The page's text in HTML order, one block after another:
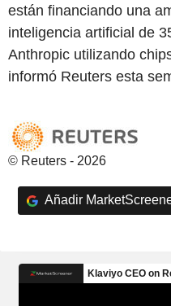
están financiando una
inteligencia artificial de
Anthropic utilizando
informó Reuters esta
© Reuters - 2026
Añadir